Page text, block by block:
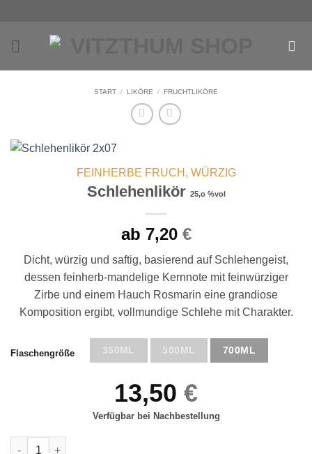
springen
START / LIKÖRE / FRUCHTLIKÖRE
FEINHERBE FRUCH, WÜRZIG
Schlehenlikör 25,o %vol
ab 7,20 €
Dicht, würzig und saftig, basierend auf Schlehengeist,
dessen feinherb-mandelige Kernnote mit feinwürziger
Zirbe und einem Hauch Rosmarin eine grandiose
Komposition ergibt, vollmundige Schlehe mit Charakter.
Flaschengröße 350ML 500ML 700ML
13,50 €
Verfügbar bei Nachbestellung
Schlehenlikör Menge